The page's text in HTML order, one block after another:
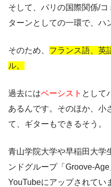
そして、パリの国際関係/
ターンとしての一環で、ハ
そのため、 フランス語、英
ル。
過去にはベーシスト として
あるんです。そのほか、小
て、ギターもできるそう。
青山学院大学や早稲田大学
ンドグループ「Groove-
YouTubeにアップされてい